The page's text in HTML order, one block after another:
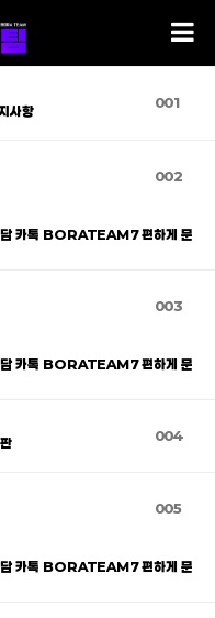
001
사항
002
카톡 BORATEAM7 편하게 문
003
카톡 BORATEAM7 편하게 문
004
005
카톡 BORATEAM7 편하게 문